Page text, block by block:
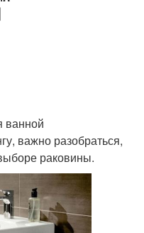
ванной
важно разобраться,
раковины.